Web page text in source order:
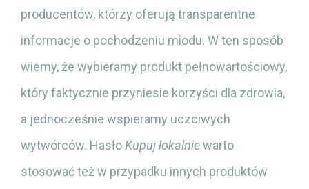
producentów, którzy oferują transparentne
informacje o pochodzeniu miodu. W ten sposób
wiemy, że wybieramy produkt pełnowartościowy,
który faktycznie przyniesie korzyści dla zdrowia,
a jednocześnie wspieramy uczciwych
wytwórców. HasłoKupuj lokalniewarto
stosować też w przypadku innych produktów